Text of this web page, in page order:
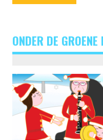
ONDER DE